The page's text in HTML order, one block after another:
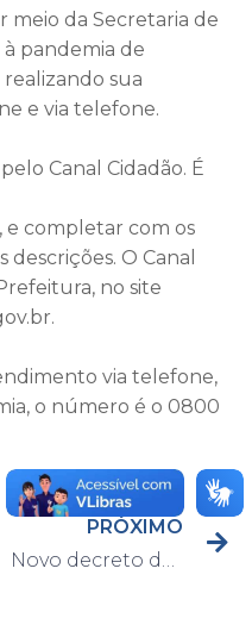
meio da Secretaria de
pandemia de
realizando sua
e via telefone.
Canal Cidadão. É
completar com os
descrições. O Canal
no site
via telefone,
o número é o 0800
PRÓXIMO